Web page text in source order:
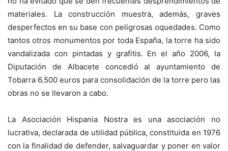
materiales. La construcción muestra, además, graves
desperfectos en su base con peligrosas oquedades. Como
tantos otros monumentos por toda España, la torre ha sido
vandalizada con pintadas y grafitis. En el año 2006, la
Diputación de Albacete concedió al ayuntamiento de
Tobarra 6.500 euros para consolidación de la torre pero las
obras no se llevaron a cabo.
La Asociación Hispania Nostra es una asociación no
lucrativa, declarada de utilidad pública, constituida en 1976
con la finalidad de defender, salvaguardar y poner en valor